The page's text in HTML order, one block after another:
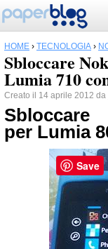
HOME › TECNOLOGIA ›
Sbloccare
Lumia 710
Creato il 14 aprile 2012 da
per Lumia
Save